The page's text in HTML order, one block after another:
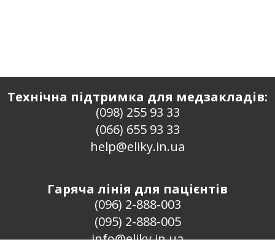
Технічна підтримка для медзакладів:
(098) 255 93 33
(066) 655 93 33
help@eliky.in.ua
Гаряча лінія для пацієнтів
(096) 2-888-003
(095) 2-888-005
info@eliky.in.ua